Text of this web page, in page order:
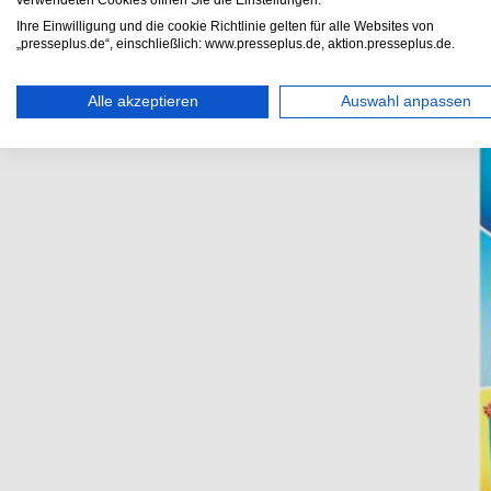
fördert die emotionale Intelligenz und Empathie, da die
Verantwortung zu übernehmen.
Ihre Einwilligung und die cookie Richtlinie gelten für alle Websites von
„presseplus.de“, einschließlich: www.presseplus.de, aktion.presseplus.de.
Alle akzeptieren Auswahl anpassen